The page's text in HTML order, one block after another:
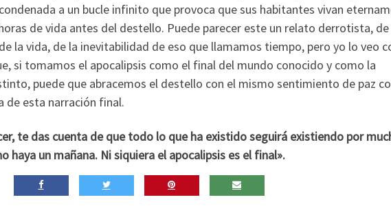
a un bucle infinito que provoca que sus habitantes vivan
de vida antes del destello. Puede parecer este un relato derrotista, de
la vida, de la inevitabilidad de eso que llamamos tiempo, pero yo lo veo
si tomamos el apocalipsis como el final del mundo conocido y como la
puede que abracemos el destello con el mismo sentimiento de paz
de esta narración final.
te das cuenta de que todo lo que ha existido seguirá existiendo por
haya un mañana. Ni siquiera el apocalipsis es el final».